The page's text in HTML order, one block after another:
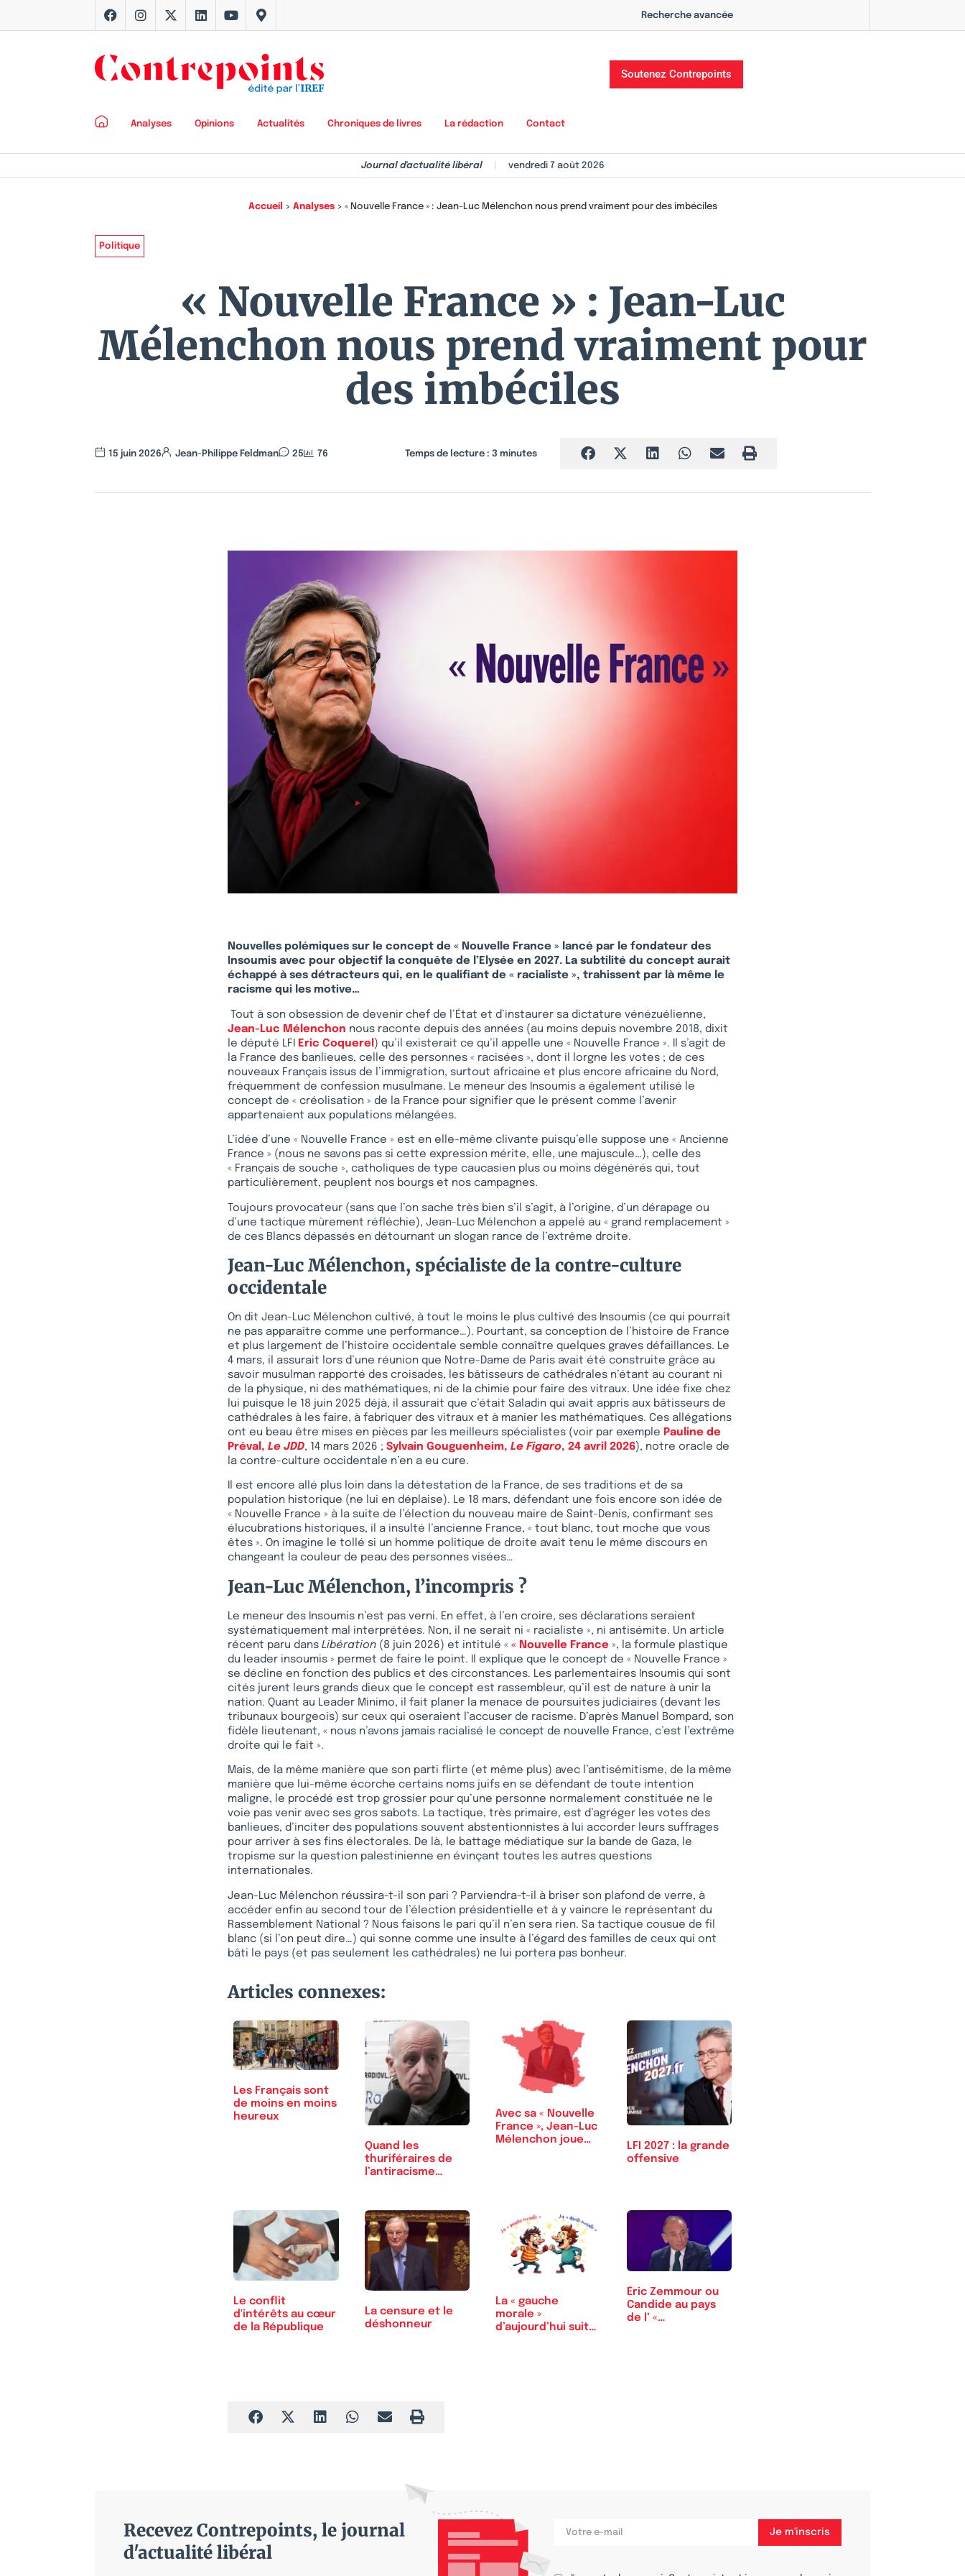
Recherche avancée
Soutenez Contrepoints
Analyses Opinions Actualités Chroniques de livres La rédaction Contact
Journal d'actualité libéral vendredi 7 août 2026
Accueil > Analyses> « Nouvelle France » : Jean-Luc Mélenchon nous prend vraiment pour des imbéciles
Politique
« Nouvelle France » : Jean-Luc
Mélenchon nous prend vraiment pour
des imbéciles
15 juin 2026 Jean-Philippe Feldman 25 76 Temps de lecture : 3 minutes
Nouvelles polémiques sur le concept de « Nouvelle France » lancé par le fondateur des
Insoumis avec pour objectif la conquête de l’Elysée en 2027. La subtilité du concept aurait
échappé à ses détracteurs qui, en le qualifiant de « racialiste », trahissent par là même le
racisme qui les motive…
Tout à son obsession de devenir chef de l’État et d’instaurer sa dictature vénézuélienne,
Jean-Luc Mélenchon nous raconte depuis des années (au moins depuis novembre 2018, dixit
le député LFI
Eric Coquerel ) qu’il existerait ce qu’il appelle une « Nouvelle France ». Il s’agit de
la France des banlieues, celle des personnes « racisées », dont il lorgne les votes ; de ces
nouveaux Français issus de l’immigration, surtout africaine et plus encore africaine du Nord,
fréquemment de confession musulmane. Le meneur des Insoumis a également utilisé le
concept de « créolisation » de la France pour signifier que le présent comme l’avenir
appartenaient aux populations mélangées.
L’idée d’une « Nouvelle France » est en elle-même clivante puisqu’elle suppose une « Ancienne
France » (nous ne savons pas si cette expression mérite, elle, une majuscule…), celle des
« Français de souche », catholiques de type caucasien plus ou moins dégénérés qui, tout
particulièrement, peuplent nos bourgs et nos campagnes.
Toujours provocateur (sans que l’on sache très bien s’il s’agit, à l’origine, d’un dérapage ou
d’une tactique mûrement réfléchie), Jean-Luc Mélenchon a appelé au « grand remplacement »
de ces Blancs dépassés en détournant un slogan rance de l’extrême droite.
Jean-Luc Mélenchon, spécialiste de la contre-culture
occidentale
On dit Jean-Luc Mélenchon cultivé, à tout le moins le plus cultivé des Insoumis (ce qui pourrait
ne pas apparaître comme une performance…). Pourtant, sa conception de l’histoire de France
et plus largement de l’histoire occidentale semble connaître quelques graves défaillances. Le
4 mars, il assurait lors d’une réunion que Notre-Dame de Paris avait été construite grâce au
savoir musulman rapporté des croisades, les bâtisseurs de cathédrales n’étant au courant ni
de la physique, ni des mathématiques, ni de la chimie pour faire des vitraux. Une idée fixe chez
lui puisque le 18 juin 2025 déjà, il assurait que c’était Saladin qui avait appris aux bâtisseurs de
cathédrales à les faire, à fabriquer des vitraux et à manier les mathématiques. Ces allégations
ont eu beau être mises en pièces par les meilleurs spécialistes (voir par exemple Pauline de
Préval, Le JDD, 14 mars 2026 ; Sylvain Gouguenheim, Le Figaro, 24 avril 2026), notre oracle de
la contre-culture occidentale n’en a eu cure.
Il est encore allé plus loin dans la détestation de la France, de ses traditions et de sa
population historique (ne lui en déplaise). Le 18 mars, défendant une fois encore son idée de
« Nouvelle France » à la suite de l’élection du nouveau maire de Saint-Denis, confirmant ses
élucubrations historiques, il a insulté l’ancienne France, « tout blanc, tout moche que vous
êtes ». On imagine le tollé si un homme politique de droite avait tenu le même discours en
changeant la couleur de peau des personnes visées…
Jean-Luc Mélenchon, l’incompris ?
Le meneur des Insoumis n’est pas verni. En effet, à l’en croire, ses déclarations seraient
systématiquement mal interprétées. Non, il ne serait ni « racialiste », ni antisémite. Un article
récent paru dans Libération (8 juin 2026) et intitulé « « Nouvelle France », la formule plastique
du leader insoumis » permet de faire le point. Il explique que le concept de « Nouvelle France »
se décline en fonction des publics et des circonstances. Les parlementaires Insoumis qui sont
cités jurent leurs grands dieux que le concept est rassembleur, qu’il est de nature à unir la
nation. Quant au Leader Minimo, il fait planer la menace de poursuites judiciaires (devant les
tribunaux bourgeois) sur ceux qui oseraient l’accuser de racisme. D’après Manuel Bompard, son
fidèle lieutenant, « nous n’avons jamais racialisé le concept de nouvelle France, c’est l’extrême
droite qui le fait ».
Mais, de la même manière que son parti flirte (et même plus) avec l’antisémitisme, de la même
manière que lui-même écorche certains noms juifs en se défendant de toute intention
maligne, le procédé est trop grossier pour qu’une personne normalement constituée ne le
voie pas venir avec ses gros sabots. La tactique, très primaire, est d’agréger les votes des
banlieues, d’inciter des populations souvent abstentionnistes à lui accorder leurs suffrages
pour arriver à ses fins électorales. De là, le battage médiatique sur la bande de Gaza, le
tropisme sur la question palestinienne en évinçant toutes les autres questions
internationales.
Jean-Luc Mélenchon réussira-t-il son pari ? Parviendra-t-il à briser son plafond de verre, à
accéder enfin au second tour de l’élection présidentielle et à y vaincre le représentant du
Rassemblement National ? Nous faisons le pari qu’il n’en sera rien. Sa tactique cousue de fil
blanc (si l’on peut dire…) qui sonne comme une insulte à l’égard des familles de ceux qui ont
bâti le pays (et pas seulement les cathédrales) ne lui portera pas bonheur.
Articles connexes:
Les Français sont
de moins en moins
heureux
Quand les
thuriféraires de
l’antiracisme
Avec sa « Nouvelle
France », Jean-Luc
Mélenchon joue…
LFI 2027 : la grande
offensive
Le conflit
d'intérêts au cœur
de la République
La censure et le
déshonneur
La « gauche
morale »
d’aujourd’hui suit-
Éric Zemmour ou
Candide au pays
de l’ «…
Recevez Contrepoints, le journal
d'actualité libéral